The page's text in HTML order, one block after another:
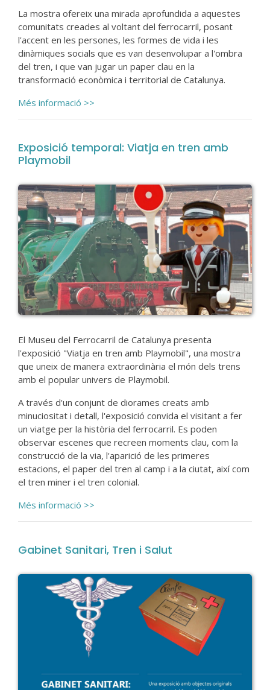
La mostra ofereix una mirada aprofundida a aquestes
comunitats creades al voltant del ferrocarril, posant
l'accent en les persones, les formes de vida i les
dinàmiques socials que es van desenvolupar a l'ombra
del tren, i que van jugar un paper clau en la
transformació econòmica i territorial de Catalunya.
Més informació >>
Exposició temporal: Viatja en tren amb
Playmobil
El Museu del Ferrocarril de Catalunya presenta
l'exposició "Viatja en tren amb Playmobil", una mostra
que uneix de manera extraordinària el món dels trens
amb el popular univers de Playmobil.
A través d'un conjunt de diorames creats amb
minuciositat i detall, l'exposició convida el visitant a fer
un viatge per la història del ferrocarril. Es poden
observar escenes que recreen moments clau, com la
construcció de la via, l'aparició de les primeres
estacions, el paper del tren al camp i a la ciutat, així com
el tren miner i el tren colonial.
Més informació >>
Gabinet Sanitari, Tren i Salut